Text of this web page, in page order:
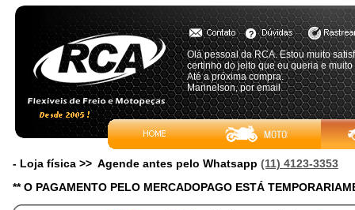
Olá pessoal da RCA. Estou muito
certinho do jeito que eu queria e
Até a próxima compra.
Marinelson, por email
- Loja física >> Agende antes pelo Whatsapp (11) 4123-3353
** O PAGAMENTO PELO MERCADOPAGO ESTÁ